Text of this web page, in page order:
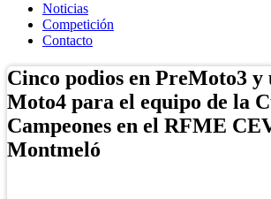
Noticias
Competición
Contacto
Cinco podios en PreMoto3 y
Moto4 para el equipo de la
Campeones en el RFME
Montmeló